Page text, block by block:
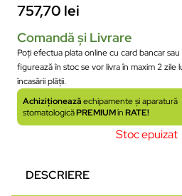
757,70 lei
Comandă și Livrare
Poți efectua plata online cu card bancar
figurează în stoc se vor livra în maxim 2 zile
încasării plății.
Achiziționeazăechipamente și aparatură
stomatologicăPREMIUMînRATE!
Stoc epuizat
DESCRIERE